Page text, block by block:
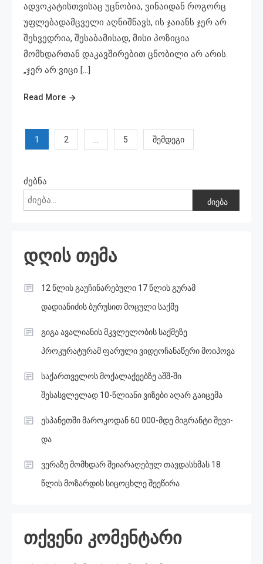
ადვოკატისთვისაც უცნობია, ვინაიდან როგორც
უფლებადამცველი აღნიშნავს, ის ჯაიანს ჯერ არ
შეხვედრია, შესაბამისად, მისი პოზიცია
მომხდართან დაკავშირებით ცნობილი არ არის.
„ჯერ არ ვიცი […]
Read More
პოსტების
1 2 … 5 შემდეგი
ძებნა
ძიება
დღის თემა
12 წლის გაუჩინარებული 17 წლის გურამ
დადიანიძის ბურუსით მოცული საქმე
გიგა ავალიანის მკვლელობის საქმეზე
პროკურატურამ ფარული ვიდეოჩანაწერი მოიპოვა
საქართველოს მოქალაქეებზე აშშ-ში
შესასვლელად 10-წლიანი ვიზები აღარ გაიცემა
ესპანეთში მა­რო­კო­დან 60 000-მდე მიგ­რან­ტი შე­ვი­
და
ვერაზე მომხდარ შეიარაღებულ თავდასხმას 18
წლის მოზარდის სიცოცხლე შეეწირა
თქვენი კომენტარი